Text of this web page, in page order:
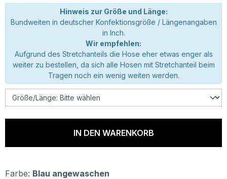
Hinweis zur Größe und Länge:
Bundweiten in deutscher Konfektionsgröße / Längenangaben
in Inch.
Wir empfehlen:
Aufgrund des Stretchanteils die Hose eher etwas enger als
weiter zu bestellen, da sich alle Hosen mit Stretchanteil beim
Tragen noch ein wenig weiten werden.
IN DEN WARENKORB
Farbe: Blau angewaschen